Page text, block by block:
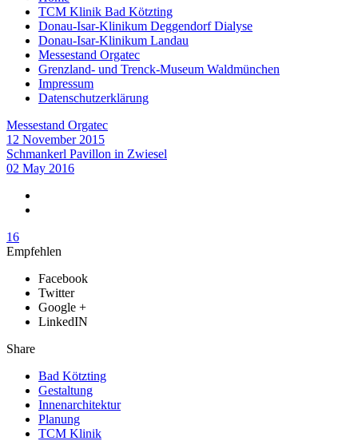
TCM Klinik Bad Kötzting
Donau-Isar-Klinikum Deggendorf Dialyse
Donau-Isar-Klinikum Landau
Messestand Orgatec
Grenzland- und Trenck-Museum Waldmünchen
Impressum
Datenschutzerklärung
Messestand Orgatec
12 November 2015
Schmankerl Pavillon in Zwiesel
02 May 2016
16
Empfehlen
Facebook
Twitter
Google +
LinkedIN
Share
Bad Kötzting
Gestaltung
Innenarchitektur
Planung
TCM Klinik